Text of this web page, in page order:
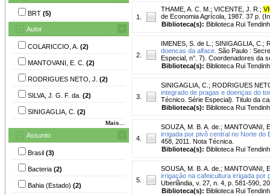
BRT (5)
Autor
COLARICCIO, A. (2)
MANTOVANI, E. C. (2)
RODRIGUES NETO, J. (2)
SILVA, J. G. F. da. (2)
SINIGAGLIA, C. (2)
Mais...
Assunto
Brasil (3)
Bacteria (2)
Bahia (Estado) (2)
1.
THAME, A. C. M. ; VICENTE, J. R. ;
de Economia Agrícola, 1987. 37 p.
Biblioteca(s): Biblioteca Rui
2.
IMENES, S. de L. ; SINIGAGLIA, C. ;
doencas da alface. São Paulo :
Especial, n°. 7). Coordenadores da
Biblioteca(s): Biblioteca Rui
3.
SINIGAGLIA, C. ; RODRIGUES
integrado de pragas e doenças do
Técnico. Série Especial). Titulo da
Biblioteca(s): Biblioteca Rui
4.
SOUZA, M. B. A. de. ; MANTOVANI,
irrigada por pivô central no Norte do
458, 2011. Nota Técnica.
Biblioteca(s): Biblioteca Rui
5.
SOUSA, M. B. A. de. ; MANTOVANI,
irrigação na cafeicultura irrigada por
Uberlândia, v. 27, n. 4, p. 581-590,
Biblioteca(s): Biblioteca Rui